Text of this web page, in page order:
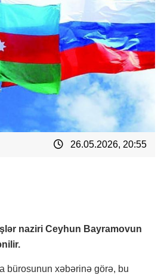
26.05.2026, 20:55
naziri Ceyhun Bayramovun
bürosunun xəbərinə görə, bu